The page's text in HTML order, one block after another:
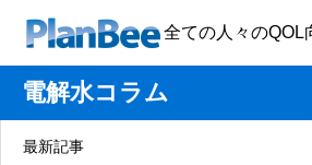
全ての人々のQOL
電解水コラム
最新記事